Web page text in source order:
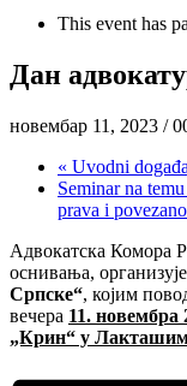
This event has
Дан
новембар 11, 2023 /
« Uvodni
Seminar na
prava i
Адвокатска Комора
оснивања,
Српске“, којим
вечера 11. новембра
„Крин“ у